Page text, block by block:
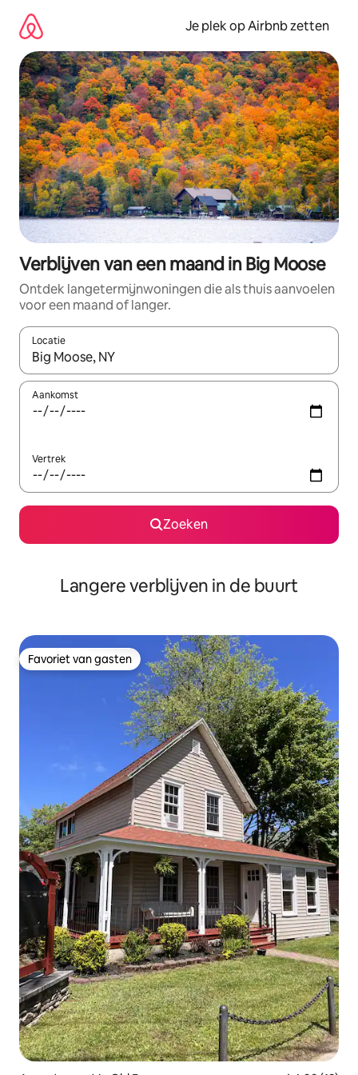
direct
naar
inhoud
Je plek op Airbnb zetten
Verblijven van een maand in Big Moose
Ontdek langetermijnwoningen die als thuis aanvoelen
voor een maand of langer.
Locatie
Wanneer er resultaten beschikbaar zijn, maak je een keuze
Aankomst
Vertrek
Zoeken
Langere verblijven in de buurt
Favoriet van gasten
Favoriet van gasten